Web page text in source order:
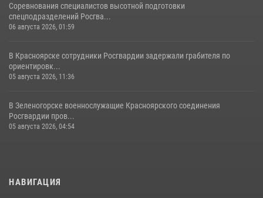
Соревнования специалистов высотной подготовки
спецподразделений Росгва...
06 августа 2026, 01:59
В Красноярске сотрудники Росгвардии задержали грабителя по
ориентировк...
05 августа 2026, 11:36
В Зеленогорске военнослужащие Красноярского соединения
Росгвардии пров...
05 августа 2026, 04:54
НАВИГАЦИЯ